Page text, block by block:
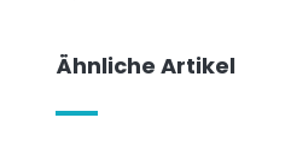
Ähnliche Artikel